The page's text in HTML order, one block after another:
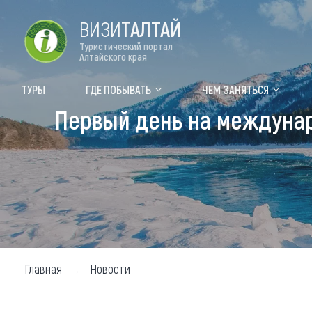
Форум VISIT ALTAI
Туры Где
Топ
ВИЗИТАЛТАЙ
Туристический портал
Алтайского края
ТУРЫ ГДЕ ПОБЫВАТЬ ЧЕМ ЗАНЯТЬСЯ
Первый день на
Главная Новости